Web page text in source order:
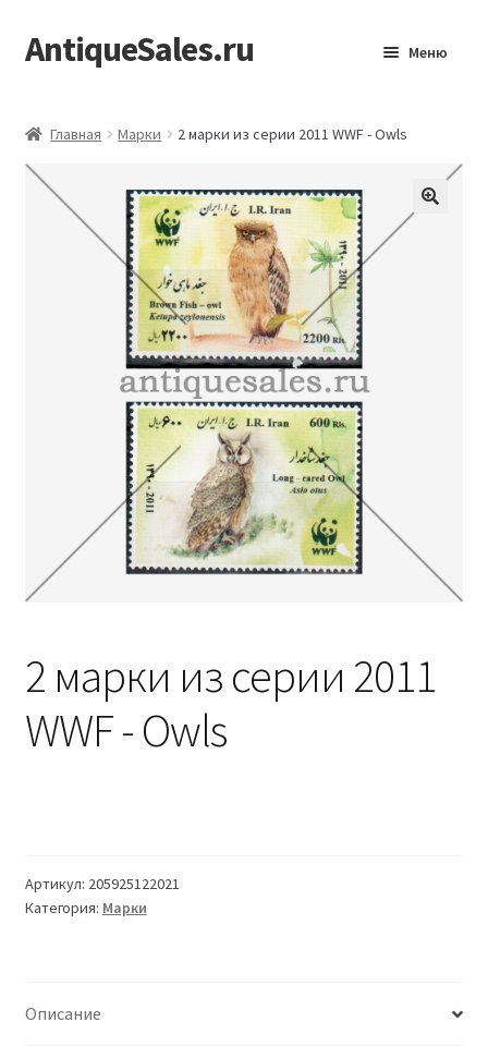
Перейти
к
Перейти
к
AntiqueSales.ru Меню
Главная Марки 2 марки из серии 2011 WWF - Owls
2 марки из серии 2011
WWF - Owls
Артикул: 205925122021
Категория: Марки
Описание